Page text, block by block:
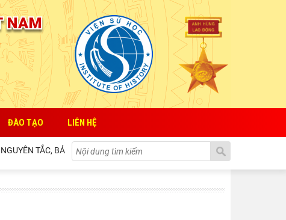
ĐÀO TẠO LIÊN HỆ
CHẤT, CÁCH THỨC TỔ CHỨC VÀ QUẢN LÝ CỦA NHÀ NƯỚC ĐỐI VỚI SỰ